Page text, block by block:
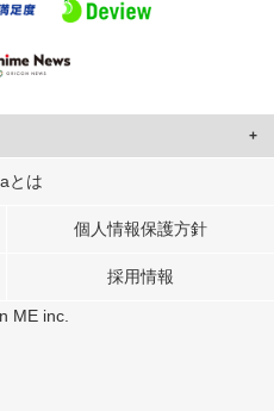
ザーに合わせたコンテンツや広告の
ートナーに提供しています。
とは
個人情報保護方針
採用情報
ME inc.